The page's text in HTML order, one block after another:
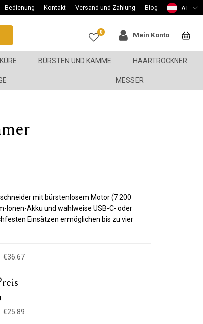
Bedienung Kontakt Versand und Zahlung Blog AT
0 Mein Konto
BÜRSTEN UND KÄMME HAARTROCKNER
MESSER
mit bürstenlosem Motor (7 200
Ionen-Akku und wahlweise USB-C- oder
Einsätzen ermöglichen bis zu vier
€36.67
€25.89